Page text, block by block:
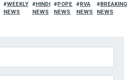
WEEKLY
NEWS
HINDI
NEWS
POPE
NEWS
RVA
NEWS
BREAKING
NEWS